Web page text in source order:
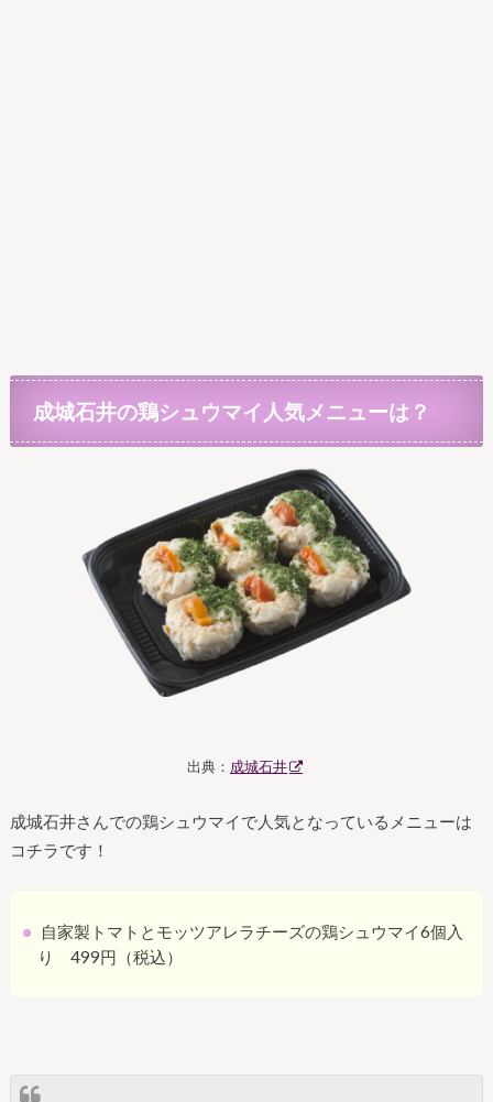
成城石井の鶏シュウマイ人気メニューは？
出典： 成城石井
成城石井さんでの鶏シュウマイで人気となっているメニューは
コチラです！
自家製トマトとモッツアレラチーズの鶏シュウマイ6個入
り 499円（税込）